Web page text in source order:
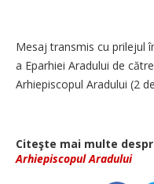
Mesaj transmis cu prilejul
a Eparhiei Aradului de
Arhiepiscopul Aradului (2
Citeşte mai multe
Arhiepiscopul Aradului